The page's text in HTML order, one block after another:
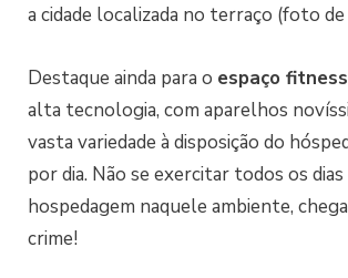
a cidade localizada no terraço (foto de
Destaque ainda para o espaço fitness
alta tecnologia, com aparelhos
vasta variedade à disposição do
por dia. Não se exercitar todos os dias
hospedagem naquele ambiente,
crime!